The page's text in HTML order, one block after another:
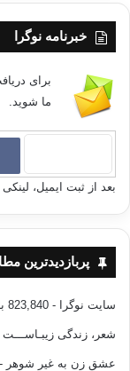
خبرنامه نوگرا
برای
ما شوید.
بعد از ثبت ایمیل،
پربازدیدترین
سایت نوگرا - 823,840 بازدید
شعر، زندگی زیبـاســـت
عشق زن به غیر شوهر - 280,263 بازدید